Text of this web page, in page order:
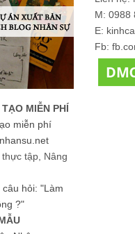
MIỄN PHÍ
miễn phí
tập, Nâng
hỏi: "Làm
?"
M: 0988
E:
Fb: